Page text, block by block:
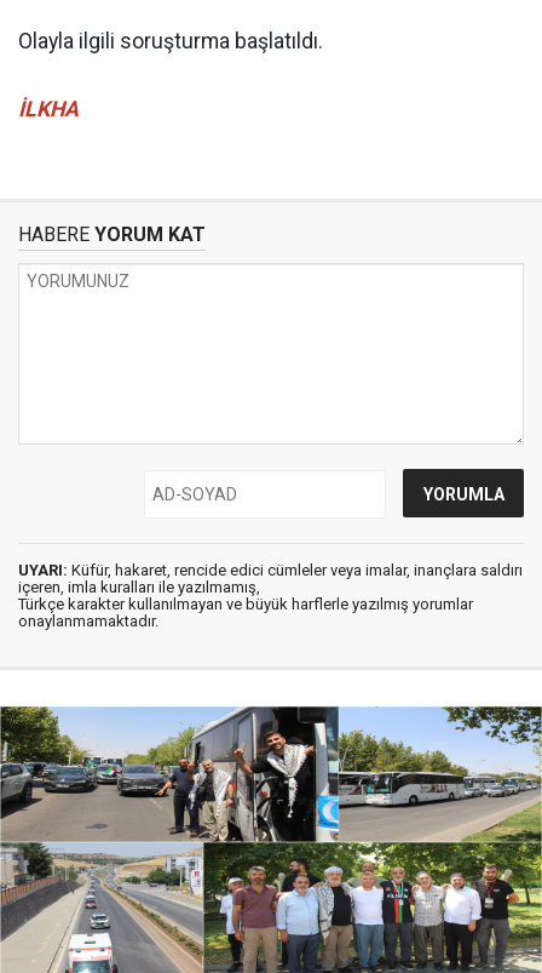
Olayla ilgili soruşturma başlatıldı.
İLKHA
HABERE YORUM KAT
UYARI: Küfür, hakaret, rencide edici cümleler veya imalar, inançlara saldırı
içeren, imla kuralları ile yazılmamış,
Türkçe karakter kullanılmayan ve büyük harflerle yazılmış yorumlar
onaylanmamaktadır.